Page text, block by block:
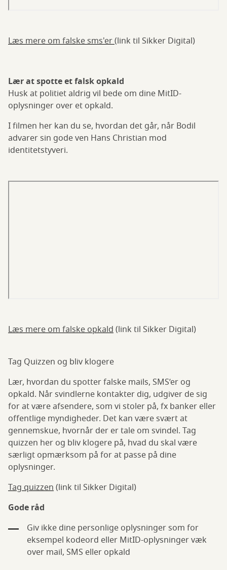
Læs mere om falske sms'er(link til Sikker Digital)
Lær at spotte et falsk opkald
Husk at politiet aldrig vil bede om dine MitID-
oplysninger over et opkald.
I filmen her kan du se, hvordan det går, når Bodil
advarer sin gode ven Hans Christian mod
identitetstyveri.
Læs mere om falske opkald(link til Sikker Digital)
Tag Quizzen og bliv klogere
Lær, hvordan du spotter falske mails, SMS’er og
opkald. Når svindlerne kontakter dig, udgiver de sig
for at være afsendere, som vi stoler på, fx banker eller
offentlige myndigheder. Det kan være svært at
gennemskue, hvornår der er tale om svindel. Tag
quizzen her og bliv klogere på, hvad du skal være
særligt opmærksom på for at passe på dine
oplysninger.
Tag quizzen(link til Sikker Digital)
Gode råd
Giv ikke dine personlige oplysninger som for
eksempel kodeord eller MitID-oplysninger væk
over mail, SMS eller opkald